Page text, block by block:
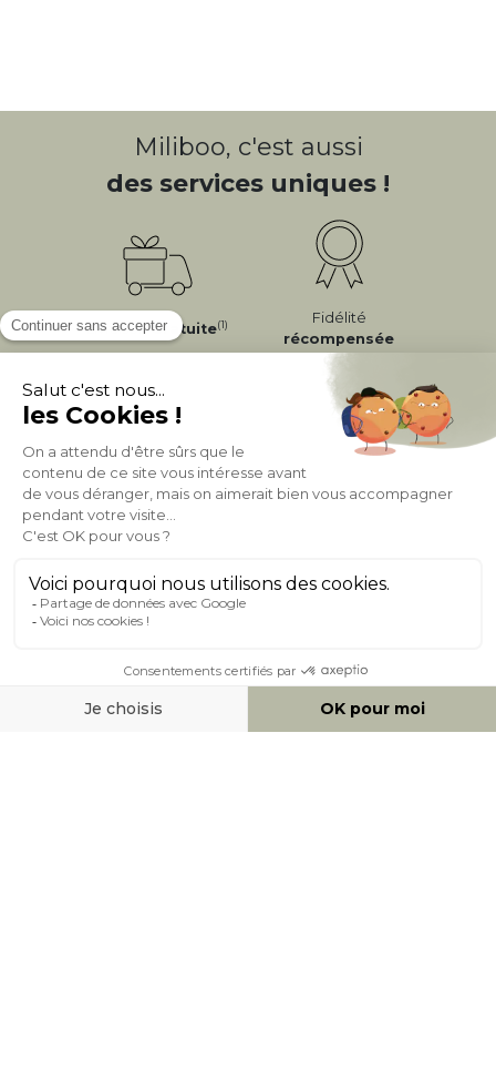
Miliboo, c'est aussi
des services uniques !
LivraisonGratuite(1)
Fidélité
récompensée
Expéditionen
24/72h
Appelez-nous Au
050 92 00 74